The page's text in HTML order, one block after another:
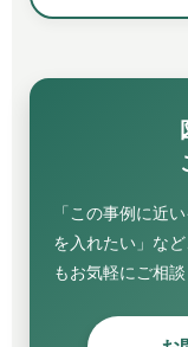
「この事例に近
を入れたい」な
もお気軽にご相談